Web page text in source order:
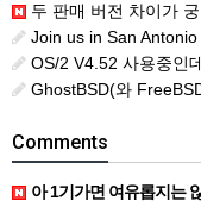
두 판매 버전 차이가
Join us in San
OS/2 V4.52 사용중인
GhostBSD(와
Comments
아 1기가면 여유롭지는